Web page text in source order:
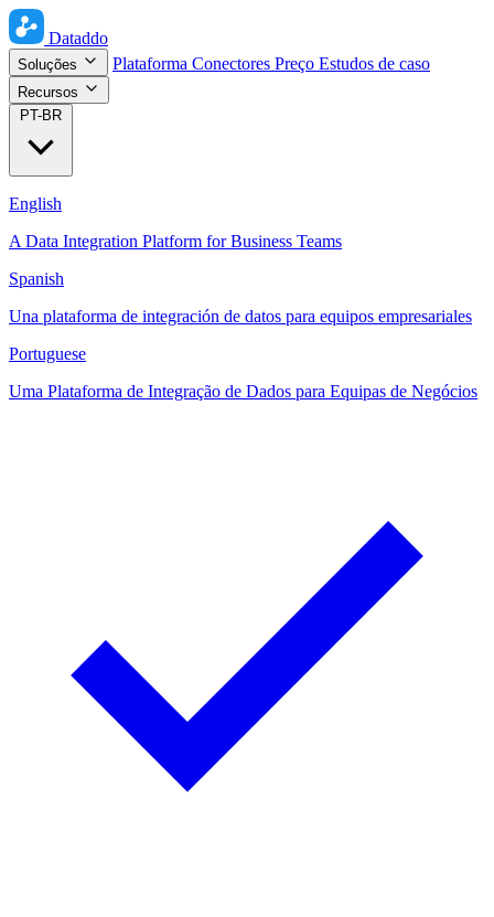
Dataddo
Soluções Plataforma Conectores Preço Estudos de caso
Recursos
PT-BR
English
A Data Integration Platform for Business Teams
Spanish
Una plataforma de integración de datos para equipos empresariales
Portuguese
Uma Plataforma de Integração de Dados para Equipas de Negócios